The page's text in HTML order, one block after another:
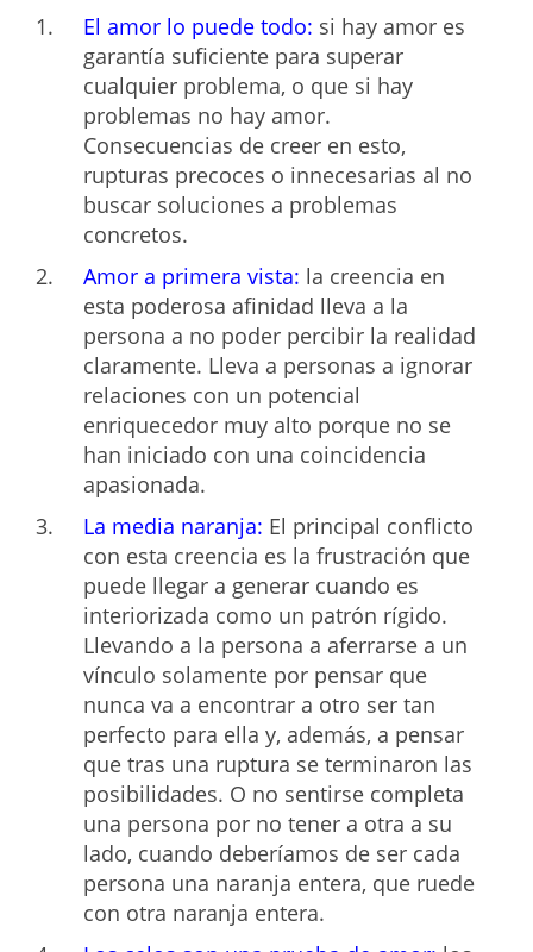
El amor lo puede todo: si hay amor es
garantía suficiente para superar
cualquier problema, o que si hay
problemas no hay amor.
Consecuencias de creer en esto,
rupturas precoces o innecesarias al no
buscar soluciones a problemas
concretos.
Amor a primera vista: la creencia en
esta poderosa afinidad lleva a la
persona a no poder percibir la realidad
claramente. Lleva a personas a ignorar
relaciones con un potencial
enriquecedor muy alto porque no se
han iniciado con una coincidencia
apasionada.
La media naranja: El principal conflicto
con esta creencia es la frustración que
puede llegar a generar cuando es
interiorizada como un patrón rígido.
Llevando a la persona a aferrarse a un
vínculo solamente por pensar que
nunca va a encontrar a otro ser tan
perfecto para ella y, además, a pensar
que tras una ruptura se terminaron las
posibilidades. O no sentirse completa
una persona por no tener a otra a su
lado, cuando deberíamos de ser cada
persona una naranja entera, que ruede
con otra naranja entera.